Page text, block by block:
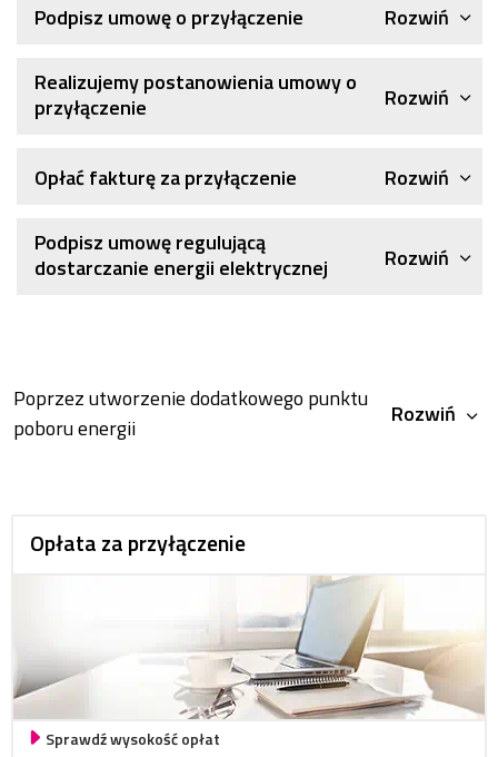
Podpisz umowę o przyłączenie Rozwiń
Realizujemy postanowienia umowy o
przyłączenie
Rozwiń
Opłać fakturę za przyłączenie Rozwiń
Podpisz umowę regulującą
dostarczanie energii elektrycznej
Rozwiń
Poprzez utworzenie dodatkowego punktu
poboru energii
Rozwiń
Opłata za przyłączenie
Sprawdź wysokość opłat